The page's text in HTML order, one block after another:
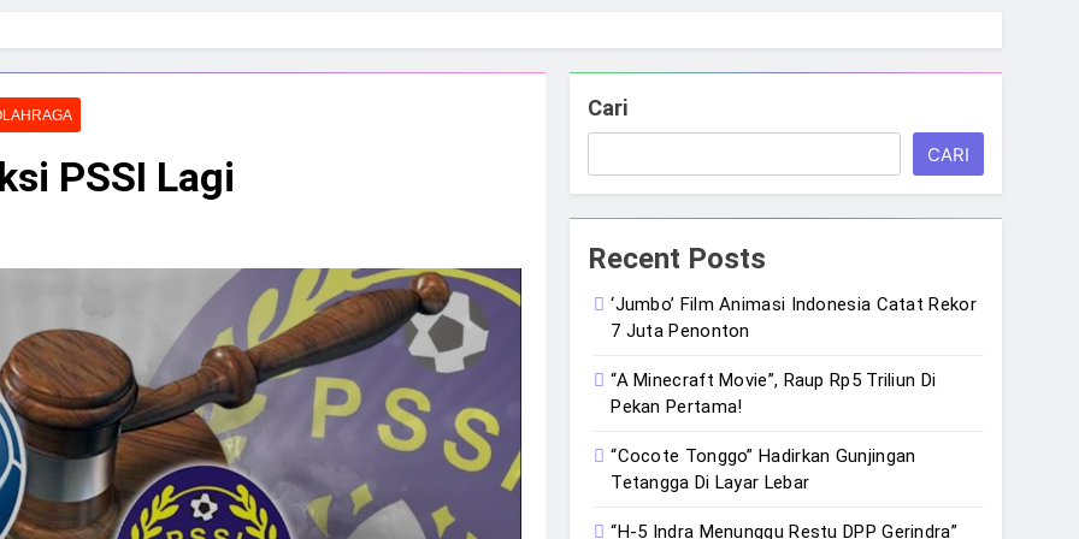
PSSI Lagi
Cari
CARI
Recent Posts
‘Jumbo’ Film Animasi Indonesia Catat Rekor
7 Juta Penonton
“A Minecraft Movie”, Raup Rp5 Triliun Di
Pekan Pertama!
“Cocote Tonggo” Hadirkan Gunjingan
Tetangga Di Layar Lebar
“H-5 Indra Menunggu Restu DPP Gerindra”